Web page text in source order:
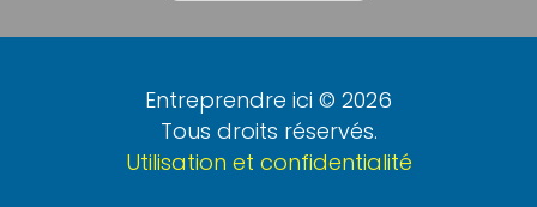
Entreprendre ici © 2026
Tous droits réservés.
Utilisation et confidentialité